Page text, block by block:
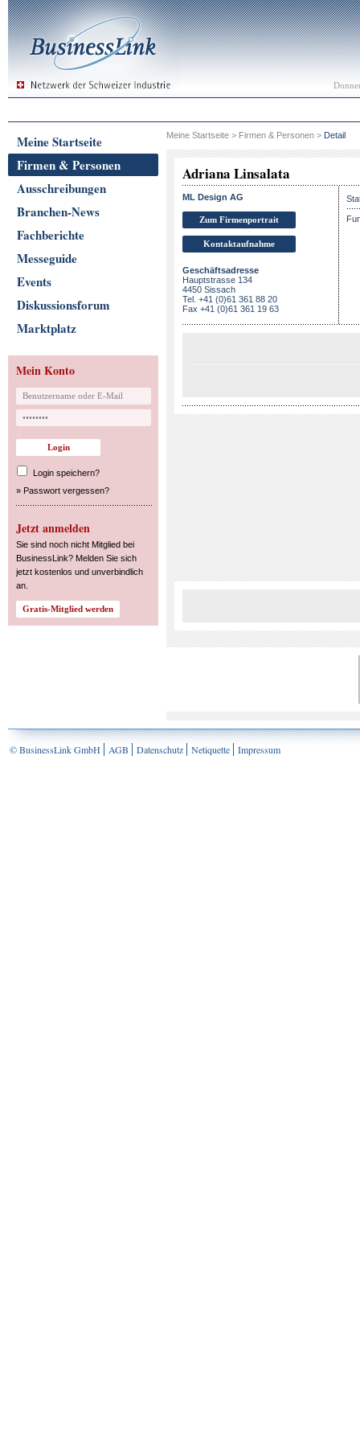
Meine Startseite
Firmen & Personen
Ausschreibungen
Branchen-News
Fachberichte
Messeguide
Events
Diskussionsforum
Marktplatz
Mein Konto
Login speichern?
» Passwort vergessen?
Jetzt anmelden
Sie sind noch nicht Mitglied bei
BusinessLink? Melden Sie sich
jetzt kostenlos und unverbindlich
an.
Meine Startseite > Firmen & Personen > Detail
Adriana Linsalata
ML Design AG
Zum Firmenportrait
Kontaktaufnahme
Geschäftsadresse
Hauptstrasse 134
4450 Sissach
Tel. +41 (0)61 361 88 20
Fax +41 (0)61 361 19 63
© BusinessLink GmbH AGB Datenschutz Netiquette Impressum